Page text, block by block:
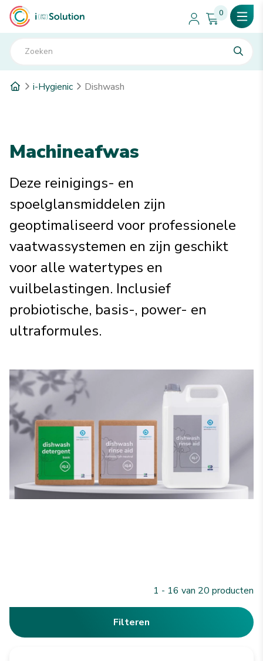
0
i-Hygienic Dishwash
Machineafwas
Deze reinigings- en
spoelglansmiddelen zijn
geoptimaliseerd voor professionele
vaatwassystemen en zijn geschikt
voor alle watertypes en
vuilbelastingen. Inclusief
probiotische, basis-, power- en
ultraformules.
1 - 16 van 20 producten
Filteren